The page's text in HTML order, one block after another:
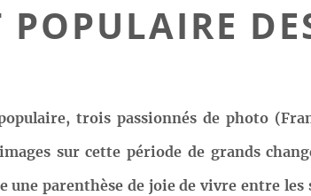
POPULAIRE
trois passionnés de photo
sur cette période de grands
une parenthèse de joie de vivre entre